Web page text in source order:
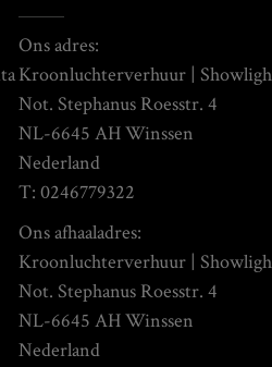
Ons adres:
Kroonluchterverhuur |
Not. Stephanus Roesstr. 4
NL-6645 AH Winssen
Nederland
T: 0246779322
Ons afhaaladres:
Kroonluchterverhuur |
Not. Stephanus Roesstr. 4
NL-6645 AH Winssen
Nederland